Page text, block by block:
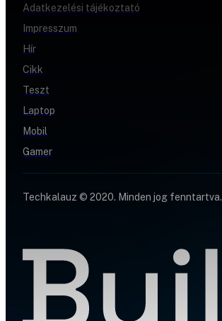
Adatkezelési tájékoztató
Impresszum
Hír
Cikk
Teszt
Laptop
Mobil
Gamer
Techkalauz © 2020. Minden jog fenntartva.